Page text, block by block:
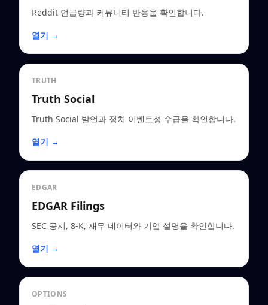
Reddit 언급량과 커뮤니티 반응을 확인합니다.
열기 →
TRUTH
Truth Social
Truth Social 발언과 정치 이벤트성 수급을 확인합니다.
열기 →
EDGAR
EDGAR Filings
SEC 공시, 8-K, 재무 데이터와 기업 설명을 확인합니다.
열기 →
OPTIONS